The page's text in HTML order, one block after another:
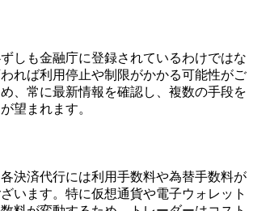
しも金融庁に登録されているわけではな
れば利用停止や制限がかかる可能性がご
、常に最新情報を確認し、複数の手段を
望まれます。
決済代行には利用手数料や為替手数料が
います。特に仮想通貨や電子ウォレット